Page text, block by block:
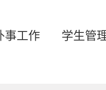
事工作 学生管